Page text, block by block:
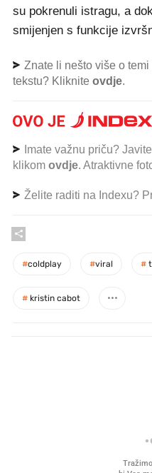
su pokrenuli istragu, a
smijenjen s funkcije
Znate li nešto više o
tekstu? Kliknite ovdje.
Imate važnu priču?
klikom ovdje. Atraktivne
Želite raditi na Indexu?
#coldplay #viral #
# kristin cabot